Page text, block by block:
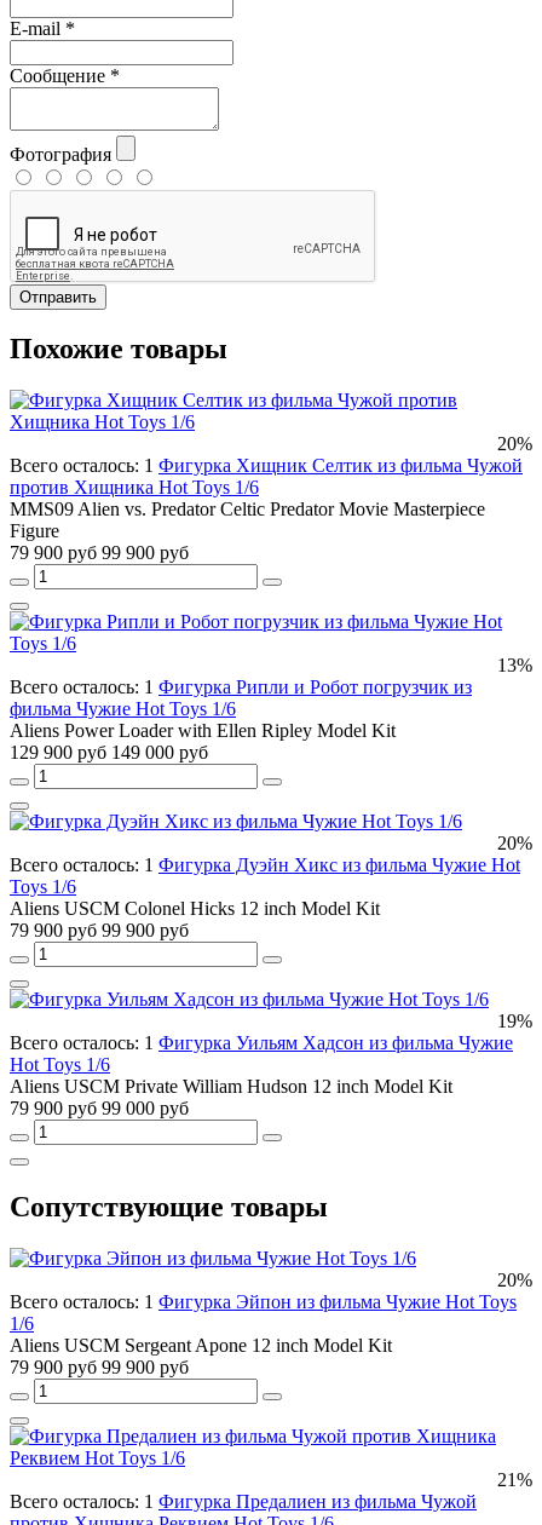
E-mail *
Сообщение *
Фотография
Отправить
Похожие товары
20%
Всего осталось: 1 Фигурка Хищник Селтик из фильма Чужой
против Хищника Hot Toys 1/6
MMS09 Alien vs. Predator Celtic Predator Movie Masterpiece
Figure
79 900 руб 99 900 руб
13%
Всего осталось: 1 Фигурка Рипли и Робот погрузчик из
фильма Чужие Hot Toys 1/6
Aliens Power Loader with Ellen Ripley Model Kit
129 900 руб 149 000 руб
20%
Всего осталось: 1 Фигурка Дуэйн Хикс из фильма Чужие Hot
Toys 1/6
Aliens USCM Colonel Hicks 12 inch Model Kit
79 900 руб 99 900 руб
19%
Всего осталось: 1 Фигурка Уильям Хадсон из фильма Чужие
Hot Toys 1/6
Aliens USCM Private William Hudson 12 inch Model Kit
79 900 руб 99 000 руб
Сопутствующие товары
20%
Всего осталось: 1 Фигурка Эйпон из фильма Чужие Hot Toys
1/6
Aliens USCM Sergeant Apone 12 inch Model Kit
79 900 руб 99 900 руб
21%
Всего осталось: 1 Фигурка Предалиен из фильма Чужой